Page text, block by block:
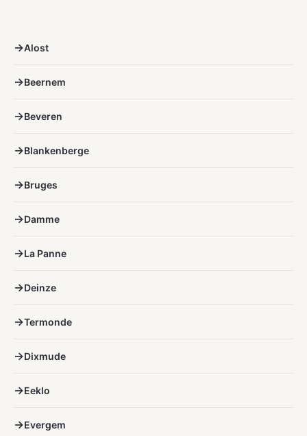
Alost
Beernem
Beveren
Blankenberge
Bruges
Damme
La Panne
Deinze
Termonde
Dixmude
Eeklo
Evergem